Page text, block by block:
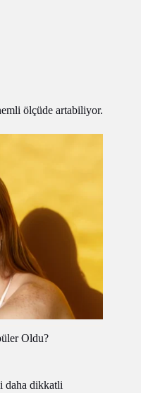
ölçüde artabiliyor.
Oldu?
daha dikkatli